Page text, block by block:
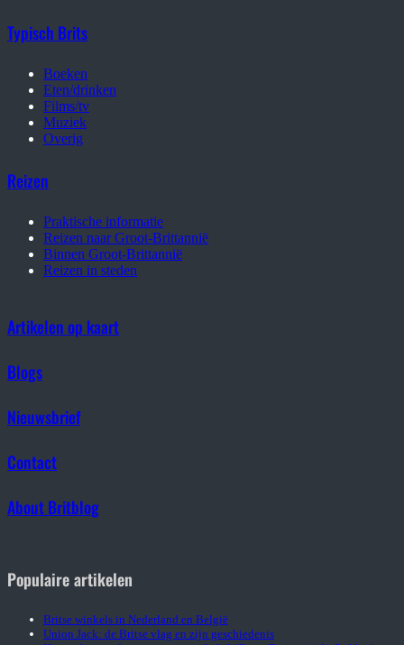
Typisch Brits
Boeken
Eten/drinken
Films/tv
Muziek
Overig
Reizen
Praktische informatie
Reizen naar Groot-Brittannië
Binnen Groot-Brittannië
Reizen in steden
Artikelen op kaart
Blogs
Nieuwsbrief
Contact
About Britblog
Populaire artikelen
Britse winkels in Nederland en België
Union Jack: de Britse vlag en zijn geschiedenis